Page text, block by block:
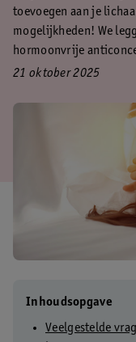
toevoegen aan je
mogelijkheden! We
hormoonvrije
21 oktober 2025
Inhoudsopgave
Veelgestelde